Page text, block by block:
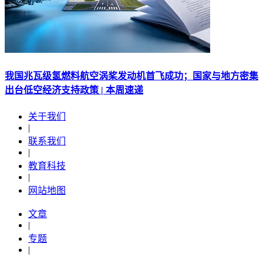
我国兆瓦级氢燃料航空涡桨发动机首飞成功；国家与地方密集
出台低空经济支持政策 | 本周速递
关于我们
|
联系我们
|
教育科技
|
网站地图
文章
|
专题
|